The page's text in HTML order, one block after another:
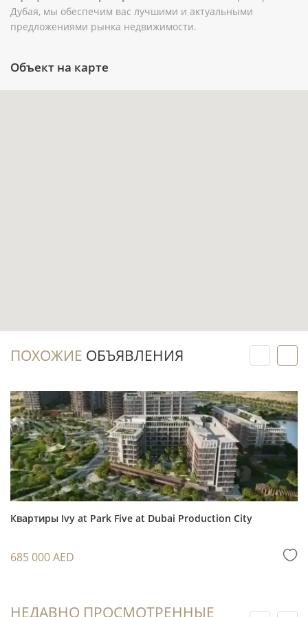
Расположение на первой линии и
сценарий жизни в Maritime City.
Инвестиционный потенциал
Maritime City объединяет жилую застройку с
близостью к Mina Rashid, поэтому район
рассматривают как прибрежную городскую
локацию Дубая.
Формат с 1 спальней обычно удобен для
анализа спроса со стороны арендаторов,
санузла и доступ к инфраструктуре дома.
Покупка на этапе строительства позволяет
собственного проживания, подготовить к
Дубая, мы обеспечим вас лучшими и актуальными
предложениями рынка недвижимости.
Объект на карте
ПОХОЖИЕ ОБЪЯВЛЕНИЯ
Квартиры Ivy at Park Five at Dubai Production City
685 000 AED
НЕДАВНО ПРОСМОТРЕННЫЕ